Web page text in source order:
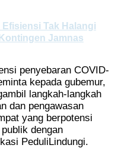
Tak Halangi
Jamnas
penyebaran COVID-
kepada gubemur,
langkah-langkah
dan pengawasan
yang berpotensi
dengan
PeduliLindungi.